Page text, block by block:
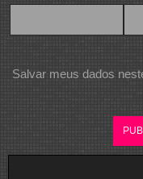
Salvar meus dados